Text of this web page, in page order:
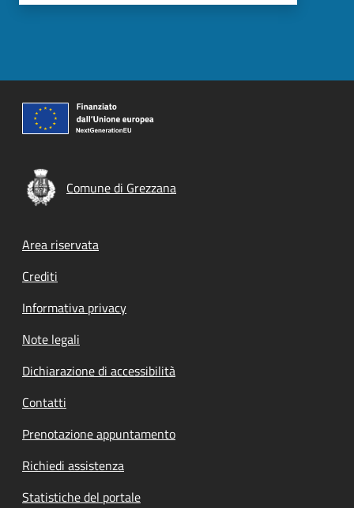
Comune di Grezzana
Footer menu
Area riservata
Crediti
Informativa privacy
Note legali
Dichiarazione di accessibilità
Contatti
Prenotazione appuntamento
Richiedi assistenza
Statistiche del portale